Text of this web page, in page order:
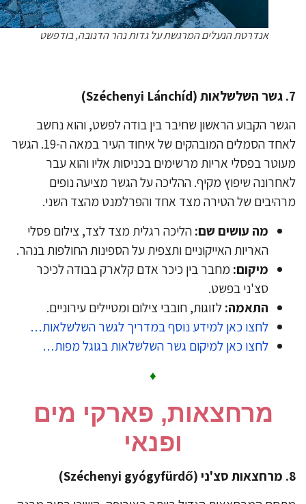
אנדרטת הנעלים המרגשת על גדות נהר הדנובה, בודפשט
הקבוע הראשון שחיבר בין בודה לפשט, והוא נחשב
לאחד הסמלים המובהקים של איחוד העיר במאה ה-19. הגשר
בפסלי אריות מרשימים בכניסות אליו והוא עבר
שיפוץ מקיף. ההליכה על הגשר מציעה נופים
של הטירה מצד אחד והפרלמנט מהצד השני.
מה עושים שם:הליכה רגלית מצד לצד, צילום פסלי
האריות האייקוניים ותצפית על הספינות החולפות בנהר.
מיקום:מחבר בין כיכר אדם קלארק בבודה לכיכר
סצ'ני בפשט.
התאמה:לזוגות, חובבי צילום ומטיילים עירוניים.
לחצו כאן למידע נוסף במדריך לגשר השלשלאות…
לחצו כאן למיקום גשר השלשלאות בגוגל מפות…
​מרחצאות, פארקי מים
ופנאי